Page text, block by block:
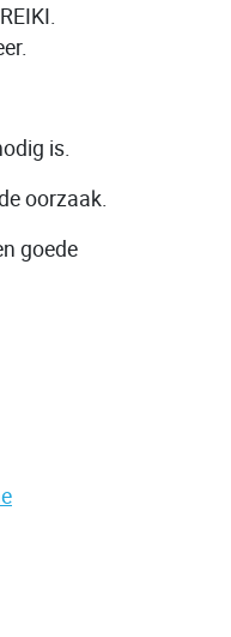
is.
oorzaak.
goede